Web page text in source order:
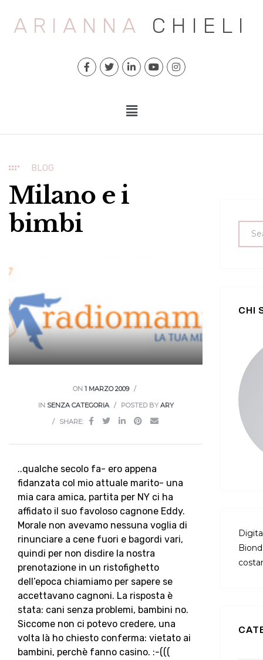
ARIANNA CHIELI
BLOG
Milano e i
bimbi
ON 1 MARZO 2009
IN SENZA CATEGORIA POSTED BY ARY
SHARE:
..qualche secolo fa- ero appena
fidanzata col mio attuale marito- una
mia cara amica, partita per NY ci ha
affidato il suo favoloso cagnone Eddy.
Morale non avevamo nessuna voglia di
rinunciare a cene fuori e bagordi vari,
quindi per non disdire la nostra
prenotazione in un ristofighetto
dell’epoca chiamiamo per sapere se
accettavano cagnoni. La risposta è
stata: cani senza problemi, bambini no.
Siccome non ci potevo credere, una
volta là ho chiesto conferma: vietato ai
bambini, perchè fanno casino. :-(((
CHI